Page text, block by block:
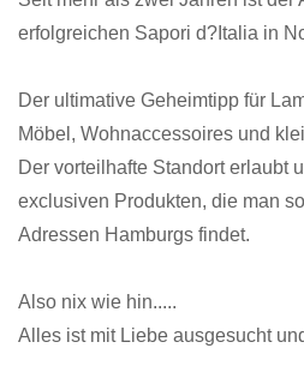
erfolgreichen Sapori d?Italia in
Der ultimative Geheimtipp für
Möbel, Wohnaccessoires und
Der vorteilhafte Standort erlaubt
exclusiven Produkten, die man
Adressen Hamburgs findet.
Also nix wie hin.....
Alles ist mit Liebe ausgesucht